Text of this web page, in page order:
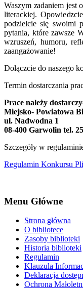
Waszym zadaniem jest
literackiej.
podzielcie się swoimi
pytania, które zawsze
wzruszeń, humoru,
zaangażowanie!
Dołączcie do naszego
Termin dostarczania
Prace należy
Miejsko- Powiatowa
ul. Nadwodna 1
08-400 Garwolin tel.
Szczegóły w
Regulamin Konkursu
Menu Główne
Strona główna
O bibliotece
Zasoby biblioteki
Historia biblioteki
Regulamin
Klauzula
Deklaracja
Ochrona